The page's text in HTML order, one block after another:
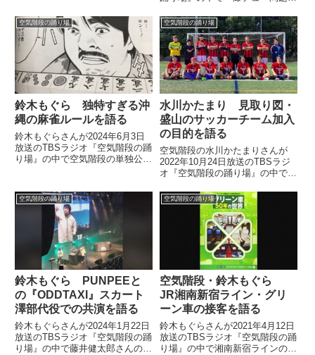
レーについて話していました。
りさんがその感慨深さを語ってい
ました。
空気階段の踊り場
鈴木もぐら 独特すぎる沖
縄の麻雀ルールを語る
鈴木もぐらさんが2024年6月3日
放送のTBSラジオ『空気階段の踊
り場』の中で空気階段の単独公演
ではじめて体験した独特すぎる沖
縄の麻雀ルールについて話してい
空気階段の踊り場
水川かたまり 見取り図・
盛山のサッカーチーム加入
の目的を語る
空気階段の水川かたまりさんが
2022年10月24日放送のTBSラジ
オ『空気階段の踊り場』の中で見
ム「もりちゃんずユナイテッド」
に加入した件についてトーク。自
身のサッカーチーム・かたまり
FCについても話していました。
空気階段の踊り場
鈴木もぐら PUNPEEと
の『ODDTAXI』スカート
澤部代役での共演を語る
鈴木もぐらさんが2024年1月22日
放送のTBSラジオ『空気階段の踊
り場』の中で藤井健太郎さんのイ
空気階段の踊り場
空気階段・鈴木もぐら
JR湘南新宿ライン・グリ
ーン車の接客を語る
鈴木もぐらさんが2021年4月12日
放送のTBSラジオ『空気階段の踊
り場』の中で湘南新宿ラインのグ